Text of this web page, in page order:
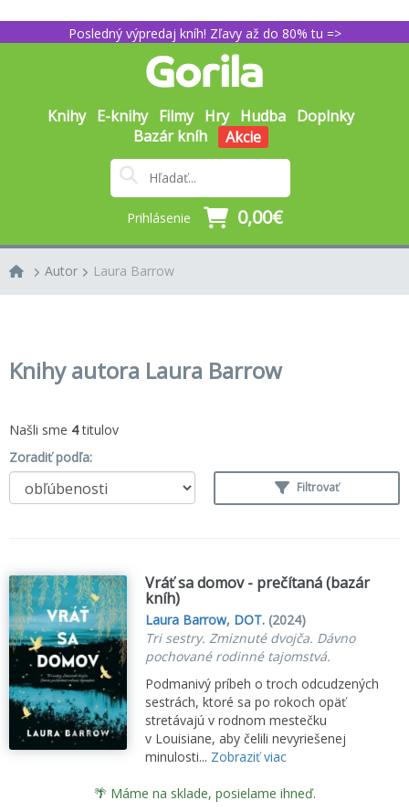
Posledný výpredaj kníh! Zľavy až do 80% tu =>
Knihy E-knihy Filmy Hry Hudba Doplnky
Bazár kníh
Akcie
Prihlásenie 0,00€
Autor Laura Barrow
Knihy autora Laura Barrow
Našli sme 4titulov
Zoradiť podľa:
Filtrovať
Vráť sa domov - prečítaná (bazár
kníh)
Laura Barrow, DOT. (2024)
Tri sestry. Zmiznuté dvojča. Dávno
pochované rodinné tajomstvá.
Podmanivý príbeh o troch odcudzených
sestrách, ktoré sa po rokoch opäť
stretávajú v rodnom mestečku
v Louisiane, aby čelili nevyriešenej
minulosti... Zobraziť viac
🌴 Máme na sklade, posielame ihneď.